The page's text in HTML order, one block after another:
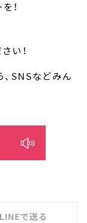
！
い！
、SNSなどみん
LINEで送る